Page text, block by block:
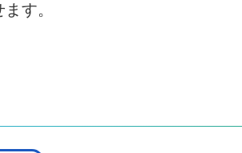
す。